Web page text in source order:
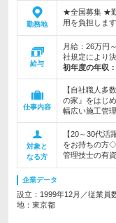
勤務地
★全国募集 ★
用を負担しま
給与
月給：26万円
社規定により
初年度の年収：
仕事内容
【自社職人多
の家』をはじ
幅広い施工管
対象と
なる方
【20～30代
をお持ちの方
管理技士の有
企業データ
設立：1999年12月／従業員
地：東京都